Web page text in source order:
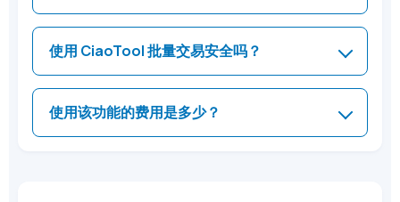
使用 CiaoTool 批量交易安全吗？
使用该功能的费用是多少？